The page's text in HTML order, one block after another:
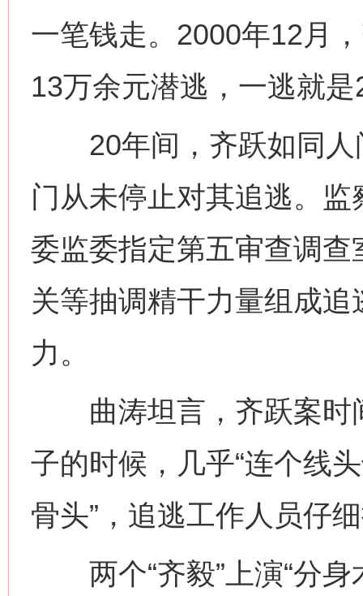
一笔钱走。2000年12月
13万余元潜逃，一逃就
20年间，齐跃如同人
门从未停止对其追逃。
委监委指定第五审查调
关等抽调精干力量组成
力。
曲涛坦言，齐跃案时
子的时候，几乎“连个线
骨头”，追逃工作人员仔
两个“齐毅”上演“分身